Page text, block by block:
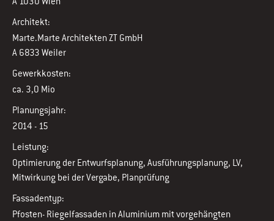
Architekt:
Marte.Marte Architekten ZT GmbH
A 6833 Weiler
Gewerkkosten:
ca. 3,0 Mio
Planungsjahr:
2014 - 15
Leistung:
Optimierung der Entwurfsplanung, Ausführungsplanung, LV,
Mitwirkung bei der Vergabe, Planprüfung
Fassadentyp:
Pfosten- Riegelfassaden in Aluminium mit vorgehängten